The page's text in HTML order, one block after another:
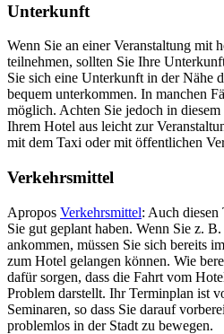
Unterkunft
Wenn Sie an einer Veranstaltung mit
teilnehmen, sollten Sie Ihre
Sie sich eine Unterkunft in der Nähe
bequem unterkommen. In manchen
möglich. Achten Sie jedoch in
Ihrem Hotel aus leicht zur
mit dem Taxi oder mit öffentlichen
Verkehrsmittel
Apropos Verkehrsmittel: Auch diesen
Sie gut geplant haben. Wenn Sie z.
ankommen, müssen Sie sich bereits
zum Hotel gelangen können. Wie
dafür sorgen, dass die Fahrt vom
Problem darstellt. Ihr Terminplan ist
Seminaren, so dass Sie darauf
problemlos in der Stadt zu bewegen.